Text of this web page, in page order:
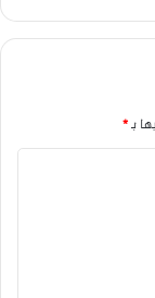
بـ*